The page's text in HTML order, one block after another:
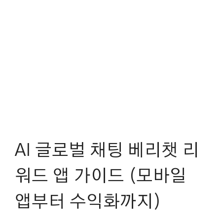
AI 글로벌 채‪팅 베리챗 리
워드 앱 가이드 (모바일
앱부터 수익화까지)